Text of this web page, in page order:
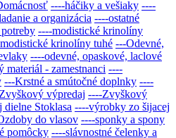
----háčiky a vešiaky ----
a organizácia ----ostatné
----modistické krinolíny
krinolíny tuhé ---Odevné,
----odevné, opaskové, laclové
materiál - zamestnanci ----
---Krstné a smútočné doplnky ----
výpredaj ----Zvyškový
Stoklasa ----výrobky zo šijacej
do vlasov ----sponky a spony
pomôcky ----slávnostné čelenky a